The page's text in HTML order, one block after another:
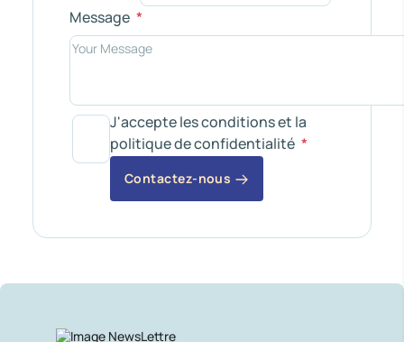
Message
J'accepte les conditions et la
politique de confidentialité
Contactez-nous